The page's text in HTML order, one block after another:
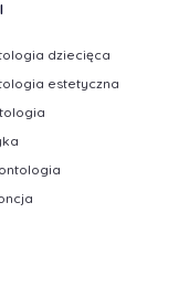
dziecięca
estetyczna